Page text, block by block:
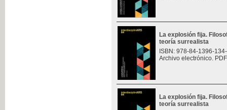
La explosión fija.
teoría surrealista
ISBN: 978-84-1396-
Archivo electrónico.
La explosión fija.
teoría surrealista